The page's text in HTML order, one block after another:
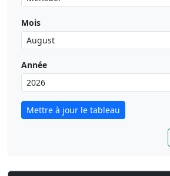
Mois
Année
Mettre à jour le tableau